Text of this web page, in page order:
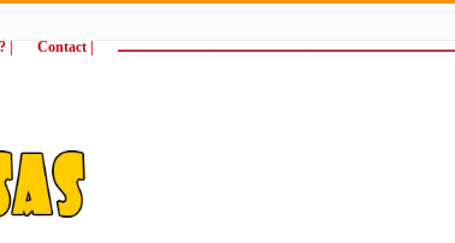
| Contact
wij